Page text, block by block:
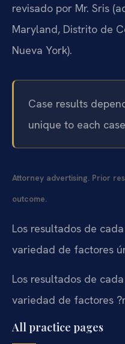
revisado por Mr. Sris
Maryland, Distrito de
Nueva York).
Case results
unique to each
Attorney advertising. Prior
outcome.
Los resultados de
variedad de factores
Los resultados de
variedad de factores
All practice pages